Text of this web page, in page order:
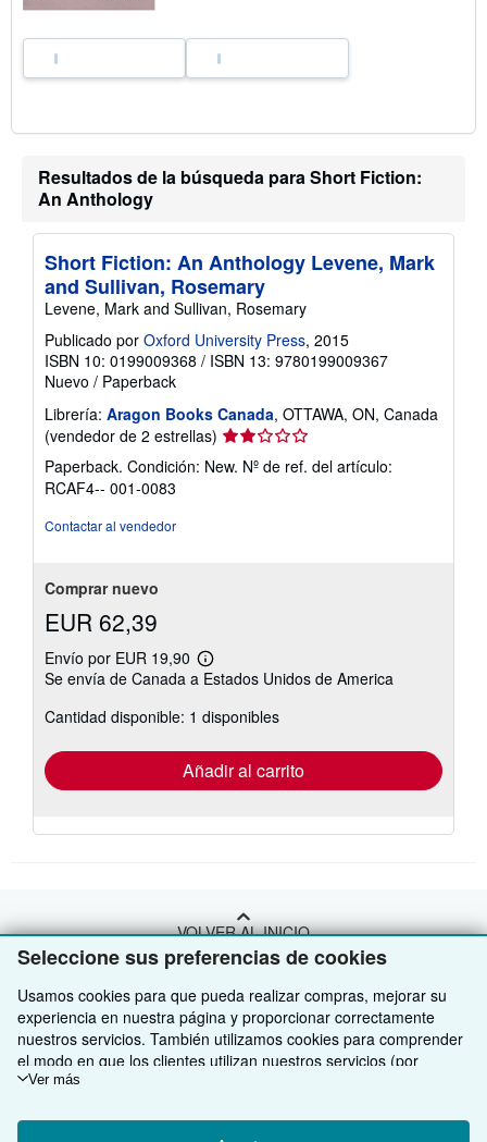
Seleccione sus preferencias de cookies
Usamos cookies para que pueda realizar compras, mejorar su
experiencia en nuestra página y proporcionar correctamente
nuestros servicios. También utilizamos cookies para comprender
el modo en que los clientes utilizan nuestros servicios (por
ejemplo, midiendo las visitas al sitio) y así poder realizar mejoras.
para mostrar contenido relevante en los anuncios y medir el
Ver más
n
o
Resultados de la búsqueda para Short Fiction:
An Anthology
Short Fiction: An Anthology Levene, Mark
and Sullivan, Rosemary
Levene, Mark and Sullivan, Rosemary
Publicado por Oxford University Press, 2015
ISBN 10: 0199009368 / ISBN 13: 9780199009367
Nuevo / Paperback
Librería: Aragon Books Canada, OTTAWA, ON, Canada
(vendedor de 2 estrellas) Calificación
vendedor:
Paperback. Condición: New. Nº de ref. del artículo:
RCAF4-- 001-0083
Contactar al vendedor
Comprar nuevo
EUR 62,39
Envío por EUR 19,90
Más
información
las
tarifas
envío
Se envía de Canada a Estados Unidos de America
Cantidad disponible: 1 disponibles
Añadir al carrito
VOLVER AL INICIO
Compre con nosotros
Búsqueda avanzada
Colecciones
Venda con nosotros
Comenzar a vender
Sobre nosotros